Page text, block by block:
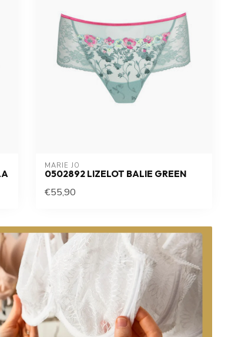
MARIE JO
0502892 LIZELOT BALIE GREEN
€55,90